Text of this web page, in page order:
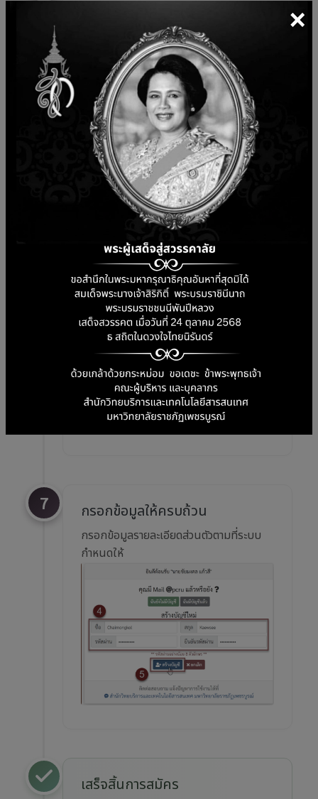
×
เลือกสถานะผู้ใช้งาน
คลิกเลือกตัวเลือก"ฉันยังไม่มีบัญชี"
7 กรอกข้อมูลให้ครบถ้วน
กรอกข้อมูลรายละเอียดส่วนตัวตามที่ระบบ
กำหนดให้
เสร็จสิ้นการสมัคร